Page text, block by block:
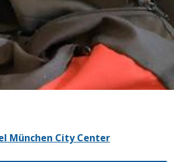
München City Center